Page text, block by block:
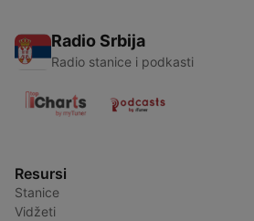
Radio Srbija
Radio stanice i podkasti
Resursi
Stanice
Vidžeti